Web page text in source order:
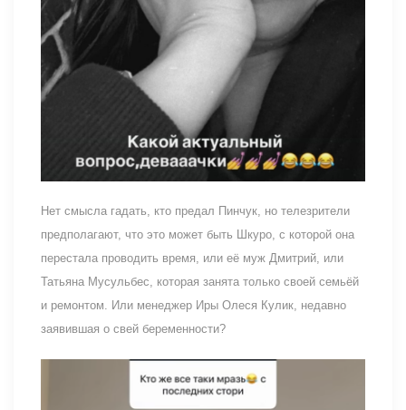
Нет смысла гадать, кто предал Пинчук, но телезрители
предполагают, что это может быть Шкуро, с которой она
перестала проводить время, или её муж Дмитрий, или
Татьяна Мусульбес, которая занята только своей семьёй
и ремонтом. Или менеджер Иры Олеся Кулик, недавно
заявившая о свей беременности?